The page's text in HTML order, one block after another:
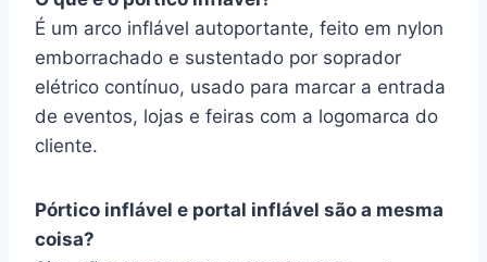
É um arco inflável autoportante, feito em nylon
emborrachado e sustentado por soprador
elétrico contínuo, usado para marcar a entrada
de eventos, lojas e feiras com a logomarca do
cliente.
Pórtico inflável e portal inflável são a mesma
coisa?